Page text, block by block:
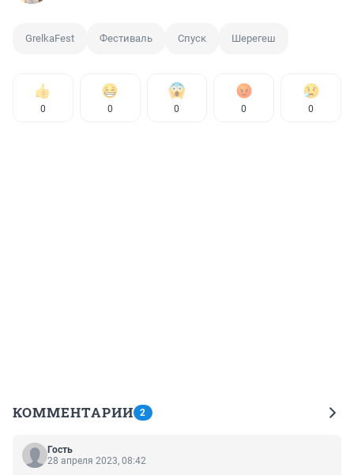
GrelkaFest Фестиваль Спуск Шерегеш
0 0 0 0 0
КОММЕНТАРИИ 2
Гость
28 апреля 2023, 08:42